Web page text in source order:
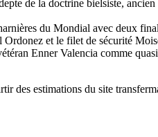
de la doctrine bielsiste,
du Mondial avec deux
et le filet de sécurité
Enner Valencia comme
des estimations du site